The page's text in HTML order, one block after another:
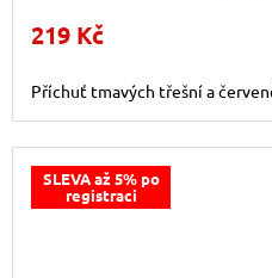
219 Kč
Příchuť tmavých třešní a
SLEVA až 5% po
registraci